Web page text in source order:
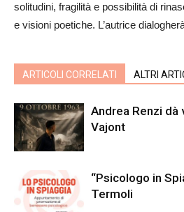
solitudini, fragilità e possibilità di
e visioni poetiche. L’autrice
ARTICOLI CORRELATI ALTRI
Andrea Renzi dà
Vajont
“Psicologo in
Termoli